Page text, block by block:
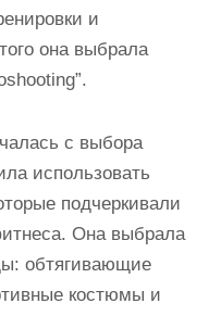
и
она выбрала
с выбора
использовать
подчеркивали
Она выбрала
обтягивающие
костюмы и